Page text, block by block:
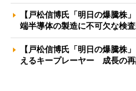
【戸松信博氏「明日の爆騰株
端半導体の製造に不可欠な検
【戸松信博氏「明日の爆騰株
えるキープレーヤー 成長の